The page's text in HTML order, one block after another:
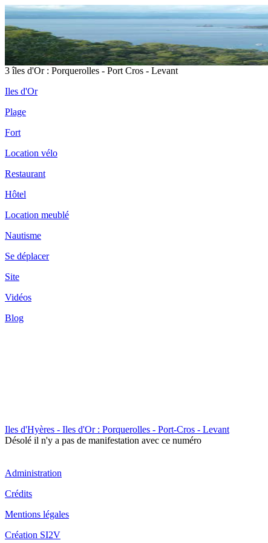
3 îles d'Or : Porquerolles - Port Cros - Levant
Iles d'Or
Plage
Fort
Location vélo
Restaurant
Hôtel
Location meublé
Nautisme
Se déplacer
Site
Vidéos
Blog
Iles d'Hyères - Iles d'Or : Porquerolles - Port-Cros - Levant
Désolé il n'y a pas de manifestation avec ce numéro
Administration
Crédits
Mentions légales
Création SI2V